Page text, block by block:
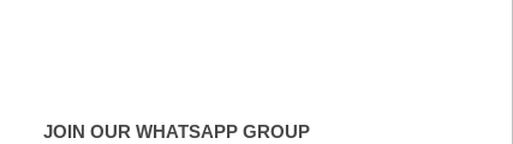
JOIN OUR WHATSAPP GROUP